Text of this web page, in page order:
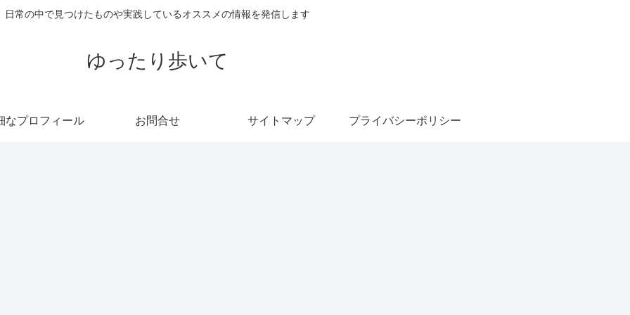
日常の中で見つけたものや実践しているオススメの情報を発信します
ゆったり歩いて
なプロフィール お問合せ サイトマップ プライバシーポリシー